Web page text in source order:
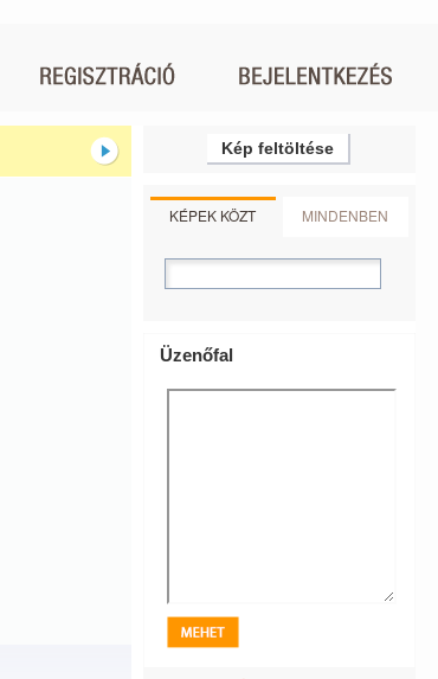
Kép feltöltése
KÉPEK KÖZT MINDENBEN
Üzenőfal